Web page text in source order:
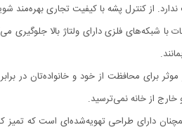
از کنترل پشه با کیفیت تجاری بهره‌مند
با شبکه‌های فلزی دارای ولتاژ بالا
برای محافظت از خود و خانواده‌تان در
خارج از خانه نمی‌ترسید.
دارای طراحی تهویه‌شده‌ای است که تمیز